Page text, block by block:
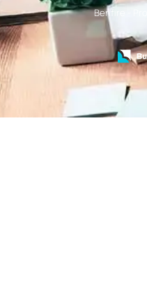
Treinamento de
Treinamento de
Treinamento de
Treinamento de
Treinamento de
Treinamento de
Treinamento de
Treinamento de
Benfire -